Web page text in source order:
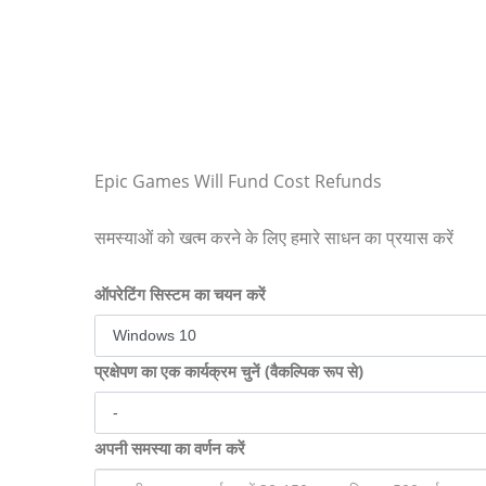
Epic Games Will Fund Cost Refunds
समस्याओं को खत्म करने के लिए हमारे साधन का प्रयास करें
ऑपरेटिंग सिस्टम का चयन करें
प्रक्षेपण का एक कार्यक्रम चुनें (वैकल्पिक रूप से)
अपनी समस्या का वर्णन करें